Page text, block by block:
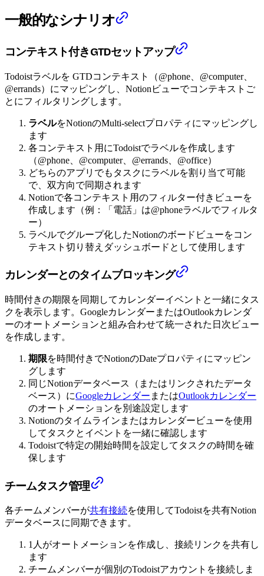
一般的なシナリオ
コンテキスト付きGTDセットアップ
Todoistラベルを GTDコンテキスト（@phone、@computer、
@errands）にマッピングし、Notionビューでコンテキストご
とにフィルタリングします。
ラベルをNotionのMulti-selectプロパティにマッピングし
ます
各コンテキスト用にTodoistでラベルを作成します
（@phone、@computer、@errands、@office）
どちらのアプリでもタスクにラベルを割り当て可能
で、双方向で同期されます
Notionで各コンテキスト用のフィルター付きビューを
作成します（例：「電話」は@phoneラベルでフィルタ
ー）
ラベルでグループ化したNotionのボードビューをコン
テキスト切り替えダッシュボードとして使用します
カレンダーとのタイムブロッキング
時間付きの期限を同期してカレンダーイベントと一緒にタス
クを表示します。GoogleカレンダーまたはOutlookカレンダ
ーのオートメーションと組み合わせて統一された日次ビュー
を作成します。
期限を時間付きでNotionのDateプロパティにマッピン
グします
同じNotionデータベース（またはリンクされたデータ
ベース）にGoogleカレンダー またはOutlookカレンダー
のオートメーションを別途設定します
Notionのタイムラインまたはカレンダービューを使用
してタスクとイベントを一緒に確認します
Todoistで特定の開始時間を設定してタスクの時間を確
保します
チームタスク管理
各チームメンバーが共有接続を使用してTodoistを共有Notion
データベースに同期できます。
1人がオートメーションを作成し、接続リンクを共有し
ます
チームメンバーが個別のTodoistアカウントを接続しま